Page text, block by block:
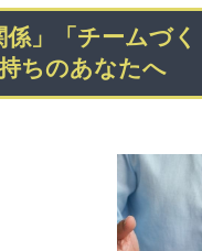
」「チームづ
ちのあなたへ